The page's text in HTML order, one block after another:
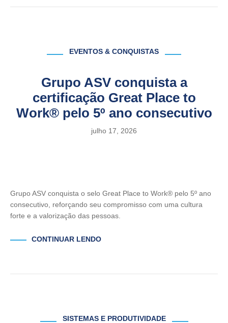
EVENTOS & CONQUISTAS
Grupo ASV conquista a
certificação Great Place to
Work® pelo 5º ano consecutivo
julho 17, 2026
Grupo ASV conquista o selo Great Place to Work® pelo 5º ano
consecutivo, reforçando seu compromisso com uma cultura
forte e a valorização das pessoas.
CONTINUAR LENDO
SISTEMAS E PRODUTIVIDADE